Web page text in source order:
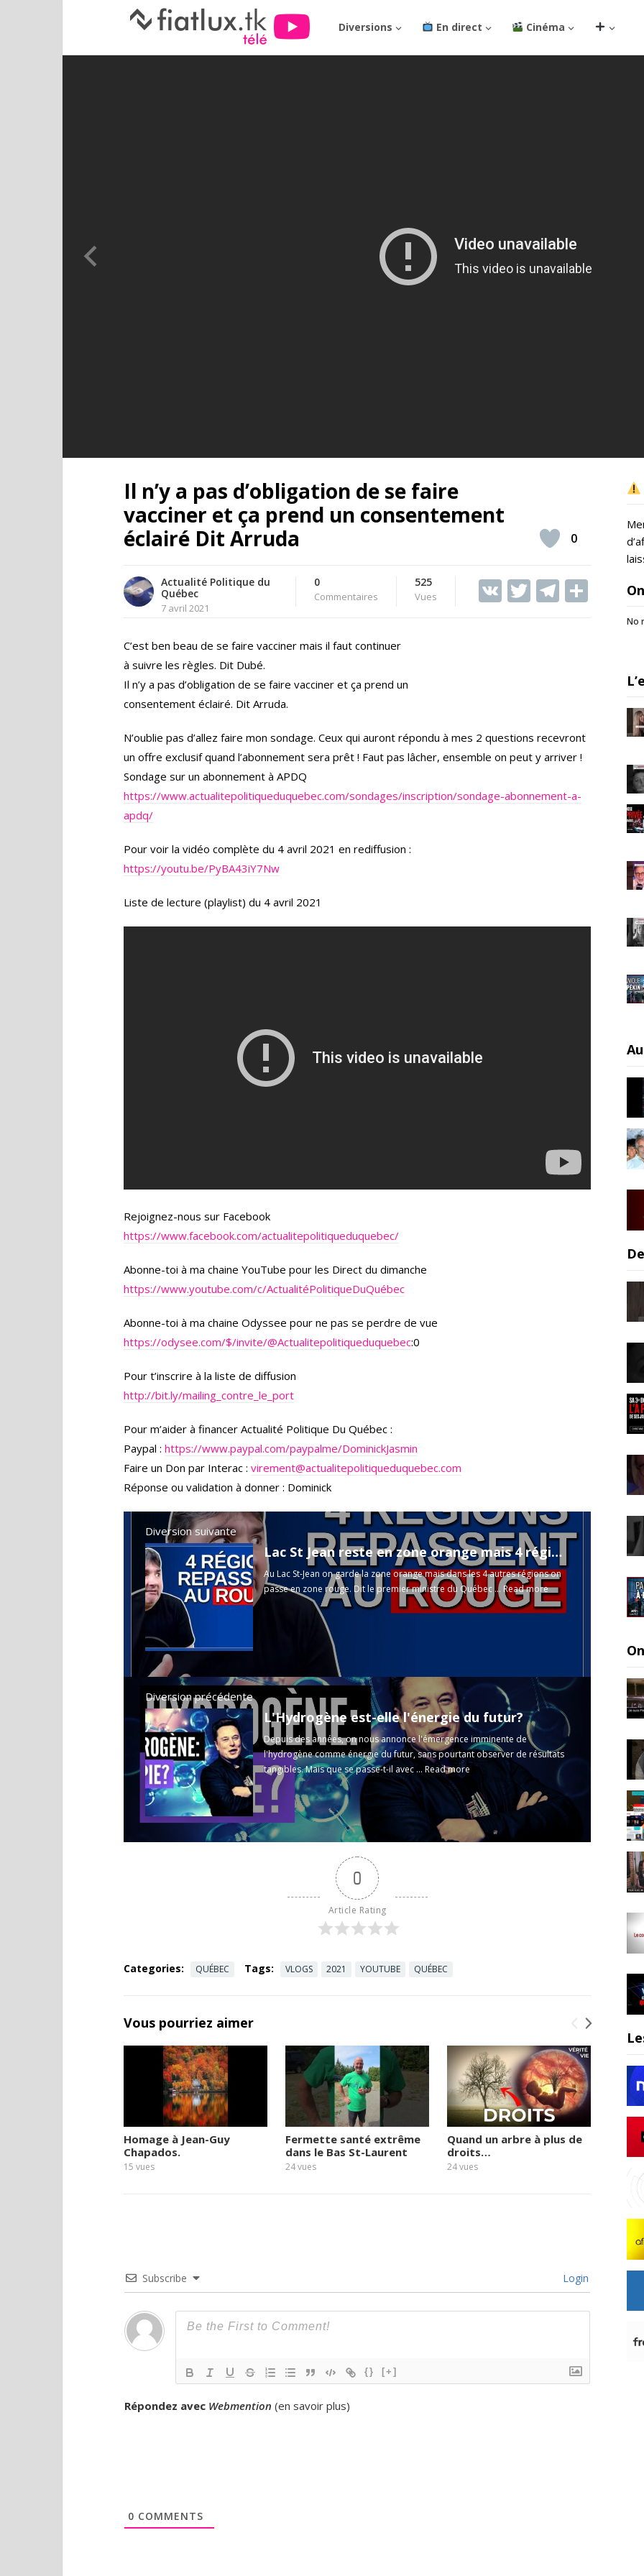
Diversions En direct Cinéma
Il n’y a pas d’obligation de se faire
vacciner et ça prend un consentement
éclairé Dit Arruda
Actualité Politique du
Québec
7 avril 2021
0
Commentaires
525
Vues V T T
0
C’est ben beau de se faire vacciner mais il faut continuer
à suivre les règles. Dit Dubé.
Il n’y a pas d’obligation de se faire vacciner et ça prend un
consentement éclairé. Dit Arruda.
N’oublie pas d’allez faire mon sondage. Ceux qui auront répondu à mes 2 questions recevront
un offre exclusif quand l’abonnement sera prêt ! Faut pas lâcher, ensemble on peut y arriver !
Sondage sur un abonnement à APDQ
https://www.actualitepolitiqueduquebec.com/sondages/inscription/sondage-abonnement-a-
apdq/
Pour voir la vidéo complète du 4 avril 2021 en rediffusion :
https://youtu.be/PyBA43iY7Nw
Liste de lecture (playlist) du 4 avril 2021
Rejoignez-nous sur Facebook
https://www.facebook.com/actualitepolitiqueduquebec/
Abonne-toi à ma chaine YouTube pour les Direct du dimanche
https://www.youtube.com/c/ActualitéPolitiqueDuQuébec
Abonne-toi à ma chaine Odyssee pour ne pas se perdre de vue
https://odysee.com/$/invite/@Actualitepolitiqueduquebec:0
Pour t’inscrire à la liste de diffusion
http://bit.ly/mailing_contre_le_port
Pour m’aider à financer Actualité Politique Du Québec :
Paypal : https://www.paypal.com/paypalme/DominickJasmin
Faire un Don par Interac : virement@actualitepolitiqueduquebec.com
Réponse ou validation à donner : Dominick
Diversion suivante
Lac St Jean reste en zone orange mais 4 régions repassent au rouge.
Au Lac St-Jean on garde la zone orange mais dans les 4 autres régions on
passe en zone rouge. Dit le premier ministre du Québec ... Read more
Diversion précédente
L'Hydrogène est-elle l'énergie du futur?
Depuis des années, on nous annonce l'émergence imminente de
l'hydrogène comme énergie du futur, sans pourtant observer de résultats
tangibles. Mais que se passe-t-il avec ... Read more
0
Article Rating
Categories: QUÉBEC Tags: VLOGS 2021 YOUTUBE QUÉBEC
Vous pourriez aimer
Homage à Jean-Guy
Chapados.
15 vues
Fermette santé extrême
dans le Bas St-Laurent
24vues
Quand un arbre à plus de
droits…
24vues
Le
Subscribe Login
{} [+]
Répondez avec Webmention (en savoir plus)
0 COMMENTS
No